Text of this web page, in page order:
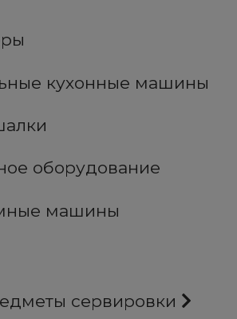
кухонные машины
оборудование
машины
сервировки